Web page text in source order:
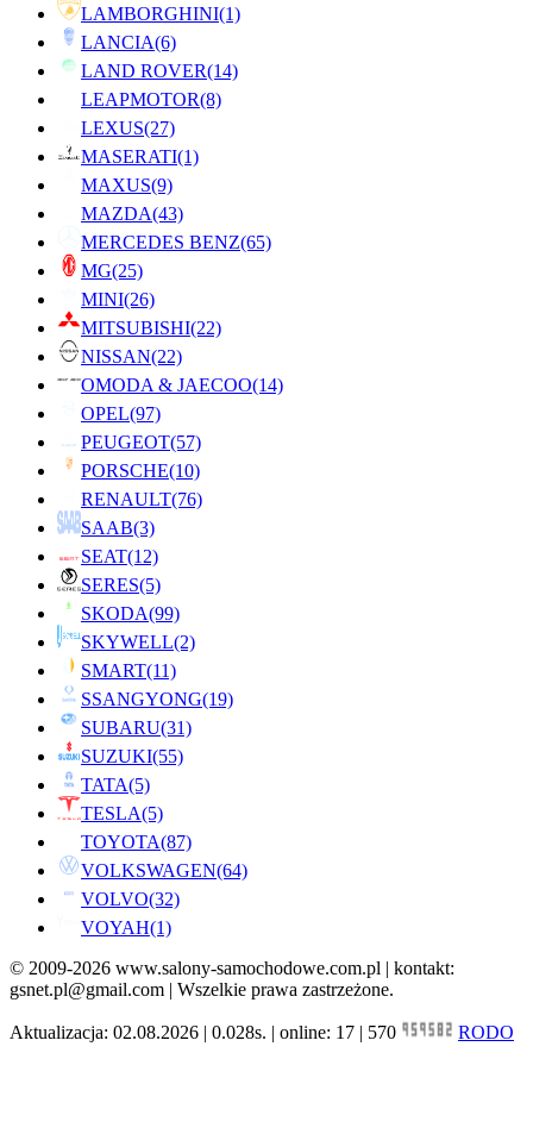
LAMBORGHINI(1)
LANCIA(6)
LAND ROVER(14)
LEAPMOTOR(8)
LEXUS(27)
MASERATI(1)
MAXUS(9)
MAZDA(43)
MERCEDES BENZ(65)
MG(25)
MINI(26)
MITSUBISHI(22)
NISSAN(22)
OMODA & JAECOO(14)
OPEL(97)
PEUGEOT(57)
PORSCHE(10)
RENAULT(76)
SAAB(3)
SEAT(12)
SERES(5)
SKODA(99)
SKYWELL(2)
SMART(11)
SSANGYONG(19)
SUBARU(31)
SUZUKI(55)
TATA(5)
TESLA(5)
TOYOTA(87)
VOLKSWAGEN(64)
VOLVO(32)
VOYAH(1)
© 2009-2026 www.salony-samochodowe.com.pl | kontakt:
gsnet.pl@gmail.com | Wszelkie prawa zastrzeżone.
Aktualizacja: 02.08.2026 | 0.028s. | online: 17 | 570 RODO